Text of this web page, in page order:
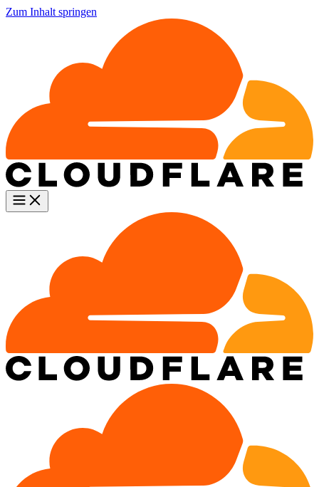
Zum Inhalt springen